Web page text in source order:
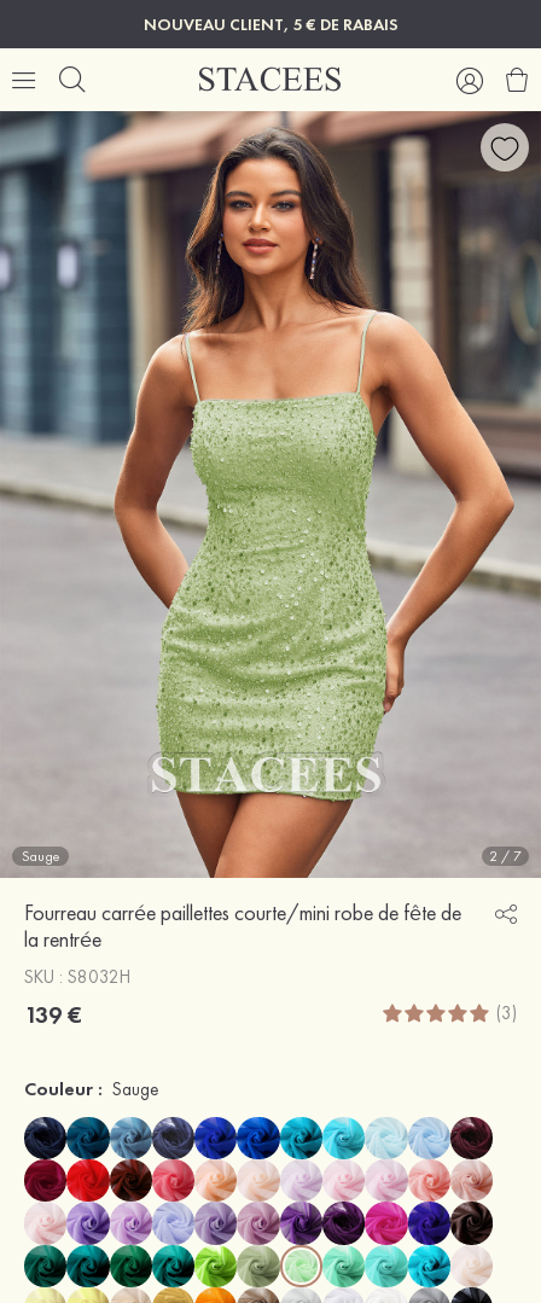
NOUVEAU CLIENT, 5 € DE RABAIS
Sauge 2 / 7
Fourreau carrée paillettes courte/mini robe de fête de
la rentrée
SKU : S8032H
139 € (3)
Couleur : Sauge